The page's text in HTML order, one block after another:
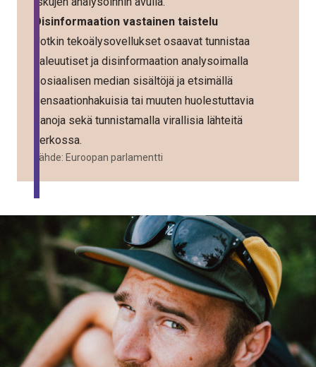
Disinformaation vastainen taistelu
Jotkin tekoälysovellukset osaavat tunnistaa
valeuutiset ja disinformaation analysoimalla
sosiaalisen median sisältöjä ja etsimällä
sensaationhakuisia tai muuten huolestuttavia
sanoja sekä tunnistamalla virallisia lähteitä
verkossa.
Lähde: Euroopan parlamentti